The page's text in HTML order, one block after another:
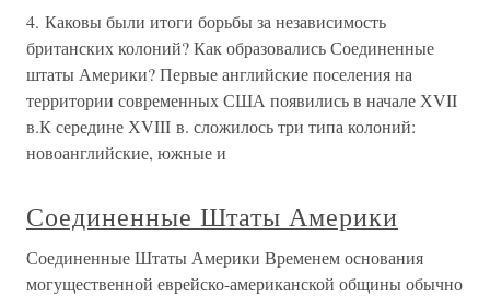
4. Каковы были итоги борьбы за независимость
британских колоний? Как образовались Соединенные
штаты Америки? Первые английские поселения на
территории современных США появились в начале ХVII
в.К середине ХVIII в. сложилось три типа колоний:
новоанглийские, южные и
Соединенные Штаты Америки
Соединенные Штаты Америки Временем основания
могущественной еврейско-американской общины обычно